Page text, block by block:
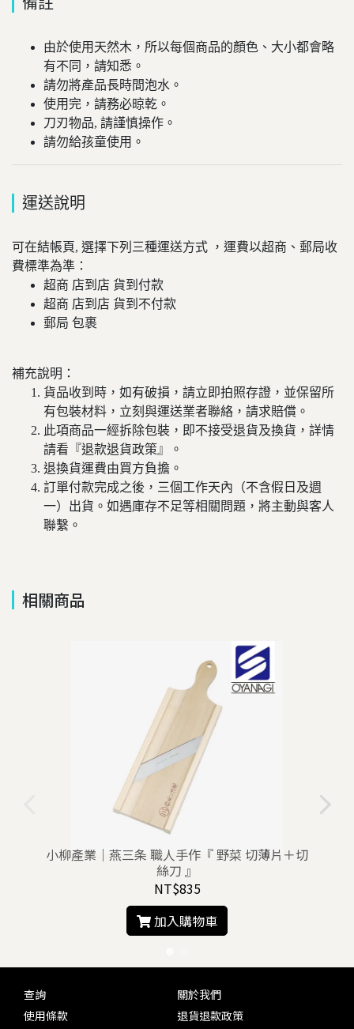
由於使用天然木，所以每個商品的顏色、大小都會略
有不同，請知悉。
請勿將產品長時間泡水。
使用完，請務必晾乾。
刀刃物品, 請謹慎操作。
請勿給孩童使用。
運送說明
可在結帳頁, 選擇下列三種運送方式 ，運費以超商、郵局收
費標準為準：
超商 店到店 貨到付款
超商 店到店 貨到不付款
郵局 包裹
補充說明：
貨品收到時，如有破損，請立即拍照存證，並保留所
有包裝材料，立刻與運送業者聯絡，請求賠償。
此項商品一經拆除包裝，即不接受退貨及換貨，詳情
請看『退款退貨政策』。
退換貨運費由買方負擔。
訂單付款完成之後，三個工作天內（不含假日及週
一）出貨。如遇庫存不足等相關問題，將主動與客人
聯繫。
相關商品
小柳產業｜燕三条 職人手作『 野菜 切薄片＋切
絲刀 』
NT$835
加入購物車
查詢
關於我們
使用條款
退貨退款政策